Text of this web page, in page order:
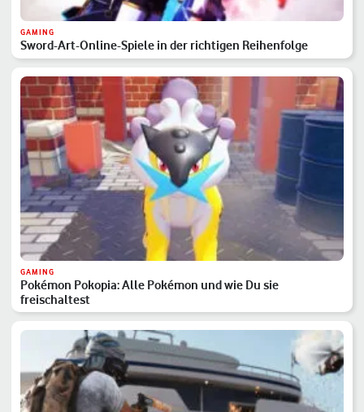
GAMING
Sword-Art-Online-Spiele in der richtigen Reihenfolge
GAMING
Pokémon Pokopia: Alle Pokémon und wie Du sie
freischaltest